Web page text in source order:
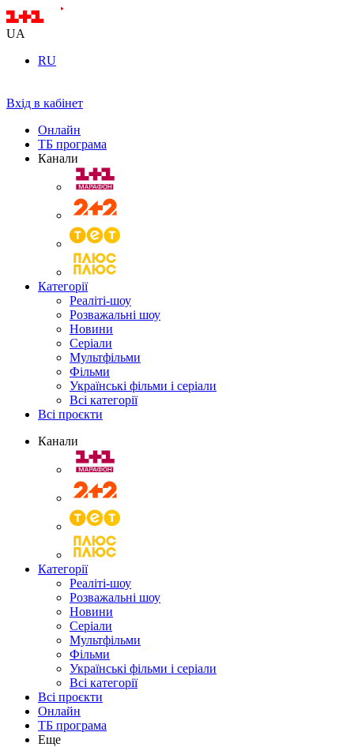
UA
RU
Вхід в кабінет
Онлайн
ТБ програма
Канали
Категорії
Реаліті-шоу
Розважальні шоу
Новини
Серіали
Мультфільми
Фільми
Українські фільми і серіали
Всі категорії
Всі проєкти
Канали
Категорії
Реаліті-шоу
Розважальні шоу
Новини
Серіали
Мультфільми
Фільми
Українські фільми і серіали
Всі категорії
Всі проєкти
Онлайн
ТБ програма
Еще